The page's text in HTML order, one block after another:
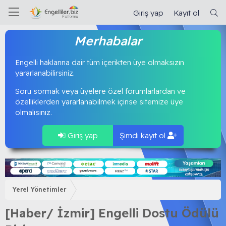
Giriş yap Kayıt ol
Merhabalar
Engelli haklarına dair tüm içerikten üye olmaksızın
yararlanabilirsiniz.
Soru sormak veya üyelere özel forumlarlardan ve
özelliklerden yararlanabilmek içinse sitemize üye
olmalısınız.
Giriş yap Şimdi kayıt ol
Yerel Yönetimler
[Haber/ İzmir] Engelli Dostu Ödülü